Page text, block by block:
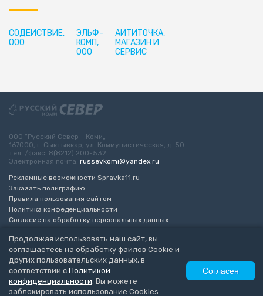
СОДЕЙСТВИЕ,
ООО
ЭЛЬФ-
КОМП,
ООО
АЙТИТОЧКА,
МАГАЗИН И
СЕРВИС
Продолжая использовать наш сайт, вы
соглашаетесь на обработку файлов Cookie и
других пользовательских данных, в
соответствии с Политикой
конфиденциальности. Вы можете
заблокировать использование Cookies
Согласен
ООО “Русский Север - Коми„
167000, г. Сыктывкар, ул. Коммунистическая, д. 50
тел. /факс: 8(8212) 200-532
Электронная почта: russevkomi@yandex.ru
Рекламные возможности Spravka11.ru
Заказать полиграфию
Правила пользования сайтом
Политика конфеденциальности
Согласие на обработку персональных данных
Разработка сайта“ЭкспертБизнесГрупп”
© 2010-2026 Русский Север - Коми